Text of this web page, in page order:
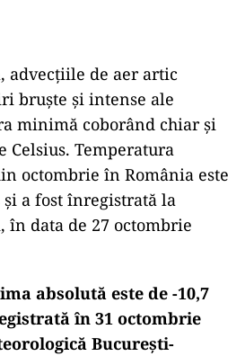
advecţiile de aer artic
bruşte şi intense ale
minimă coborând chiar şi
Celsius. Temperatura
octombrie în România este
şi a fost înregistrată la
în data de 27 octombrie
absolută este de -10,7
în 31 octombrie
Bucureşti-